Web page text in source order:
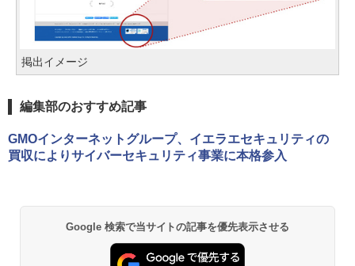
掲出イメージ
編集部のおすすめ記事
GMOインターネットグループ、イエラエセキュリティの
買収によりサイバーセキュリティ事業に本格参入
Google 検索で当サイトの記事を優先表示させる